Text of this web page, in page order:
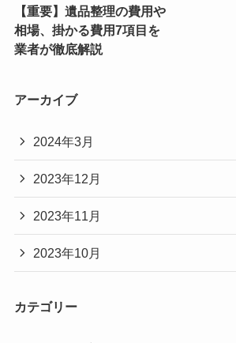
【重要】遺品整理の費用や
相場、掛かる費用7項目を
業者が徹底解説
アーカイブ
2024年3月
2023年12月
2023年11月
2023年10月
カテゴリー